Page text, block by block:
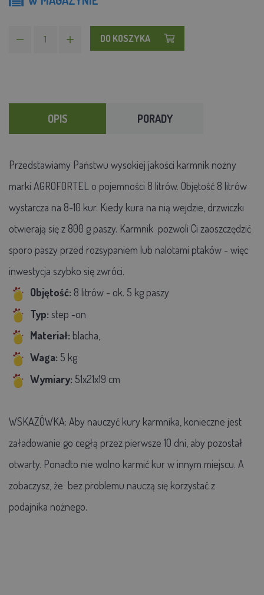
DO KOSZYKA
OPIS PORADY
Przedstawiamy Państwu wysokiej jakości karmnik nożny
marki AGROFORTEL o pojemności 8 litrów. Objętość 8 litrów
wystarcza na 8-10 kur. Kiedy kura na nią wejdzie, drzwiczki
otwierają się z 800 g paszy. Karmnik pozwoli Ci zaoszczędzić
sporo paszy przed rozsypaniem lub nalotami ptaków - więc
inwestycja szybko się zwróci.
Objętość: 8 litrów - ok. 5 kg paszy
Typ: step -on
Materiał: blacha,
Waga: 5 kg
Wymiary: 51x21x19 cm
WSKAZÓWKA: Aby nauczyć kury karmnika, konieczne jest
załadowanie go cegłą przez pierwsze 10 dni, aby pozostał
otwarty. Ponadto nie wolno karmić kur w innym miejscu. A
zobaczysz, że bez problemu nauczą się korzystać z
podajnika nożnego.